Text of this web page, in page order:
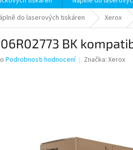
do laserových tiskáren Xerox
BK
Podrobnosti hodnocení Značka: Xerox